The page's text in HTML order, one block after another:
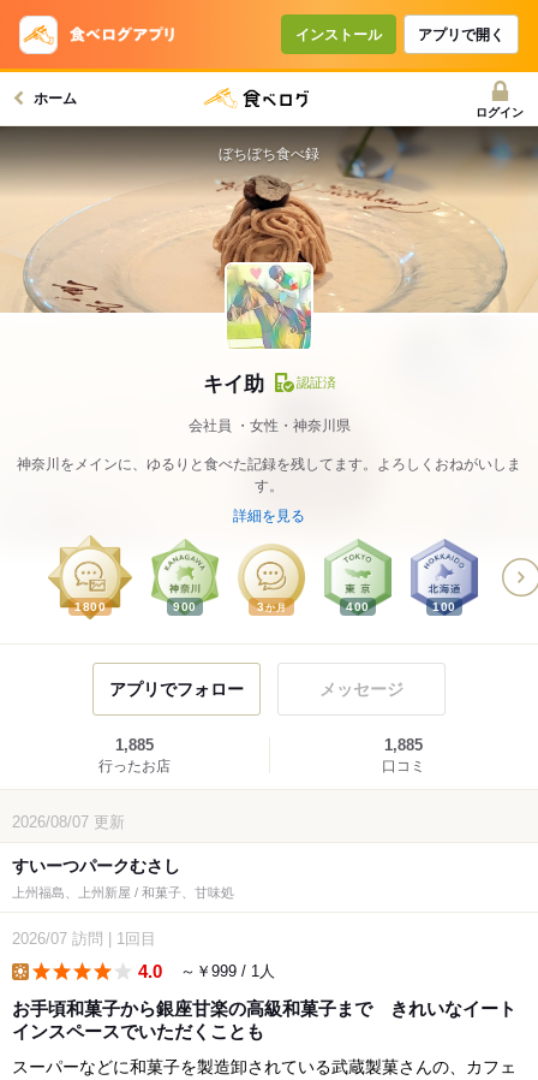
インストール アプリで開く
ホーム
ログイン
キイ助 認証済
会社員 女性・神奈川県
神奈川をメインに、ゆるりと食べた記録を残してます。よろしくおねがいしま
す。
詳細を見る
1800 900 3か月 400 100
ぼちぼち食べ録
アプリでフォロー メッセージ
1,885
行ったお店
1,885
口コミ
2026/08/07 更新
すいーつパークむさし
上州福島、上州新屋 / 和菓子、甘味処
2026/07 訪問 1回目
4.0 ～￥999 / 1人
お手頃和菓子から銀座甘楽の高級和菓子まで きれいなイート
インスペースでいただくことも
スーパーなどに和菓子を製造卸されている武蔵製菓さんの、カフェ